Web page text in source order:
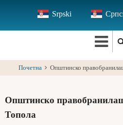
main
Srpski
Почетна Општинско
Општинско
Топола